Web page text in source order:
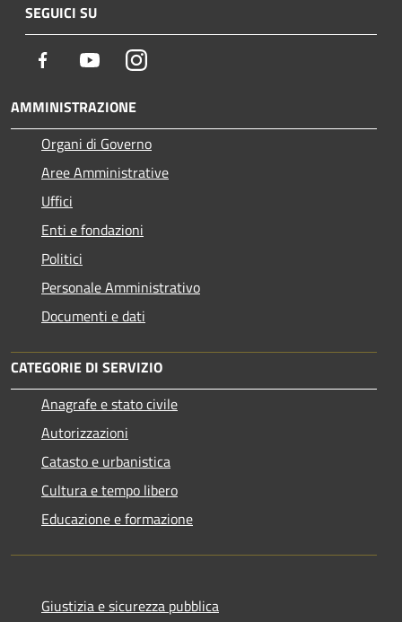
SEGUICI SU
Facebook YoutubeInstagram
AMMINISTRAZIONE
Organi di Governo
Aree Amministrative
Uffici
Enti e fondazioni
Politici
Personale Amministrativo
Documenti e dati
CATEGORIE DI SERVIZIO
Anagrafe e stato civile
Autorizzazioni
Catasto e urbanistica
Cultura e tempo libero
Educazione e formazione
Giustizia e sicurezza pubblica